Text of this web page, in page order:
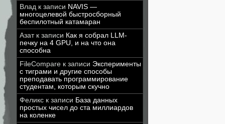
Влад к записи NAVIS —
многоцелевой быстросборный
беспилотный катамаран
Азатк записи Как я собрал LLM-
печку на 4 GPU, и на что она
способна
FileCompare к записи Эксперименты
с тиграми и другие способы
преподавать программирование
студентам, которым скучно
Феликс к записи База данных
простых чисел до ста миллиардов
на коленке